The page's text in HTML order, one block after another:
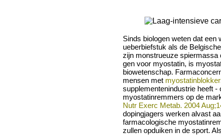
Sinds biologen weten dat een
ueberbiefstuk als de
zijn monstrueuze spiermassa
gen voor myostatin, is
biowetenschap.
mensen met
supplementenindustrie heeft -
myostatinremmers op de
Nutr Exerc Metab. 2004
dopingjagers werken alvast
farmacologische
zullen opduiken in de sport.